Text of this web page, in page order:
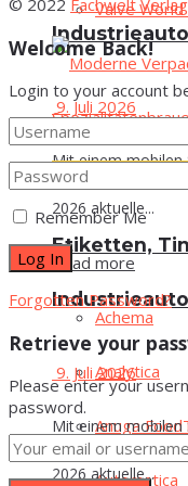
9. Juli 2026
Mit einem mobilen
auf der all about
2026 aktuelle...
Read more
Ache­ma
Ana­ly­ti­ca
Anu­ga
Auto­ma­ti­ca
Val­ve World
Verpacken &
Eti­ket­ten,
9. Juli 2026
Mit einem
auf der all about
2026 aktuelle...
© 2022 Fachwelt Verlag
Welcome Back!
Login to your account
Remember Me
Forgotten Password?
Retrieve your
Please enter your
password.